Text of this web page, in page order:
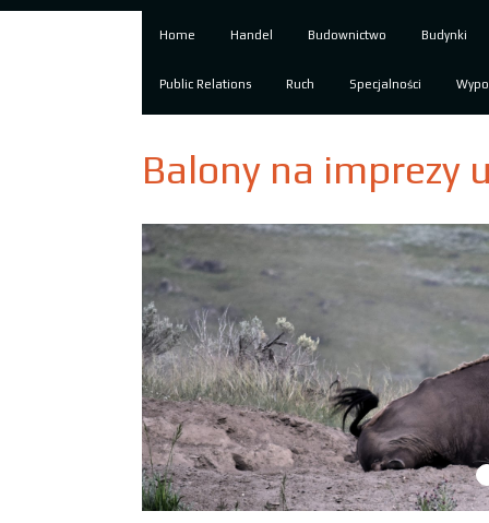
Home Handel Budownictwo Budynki
Public Relations Ruch Specjalności
Balony na imprezy